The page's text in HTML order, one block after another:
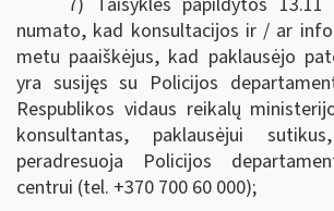
numato, kad konsultacijos ir / ar
metu paaiškėjus, kad paklausėjo
yra susijęs su Policijos
Respublikos vidaus reikalų
konsultantas, paklausėjui
peradresuoja Policijos
centrui (tel. +370 700 60 000);